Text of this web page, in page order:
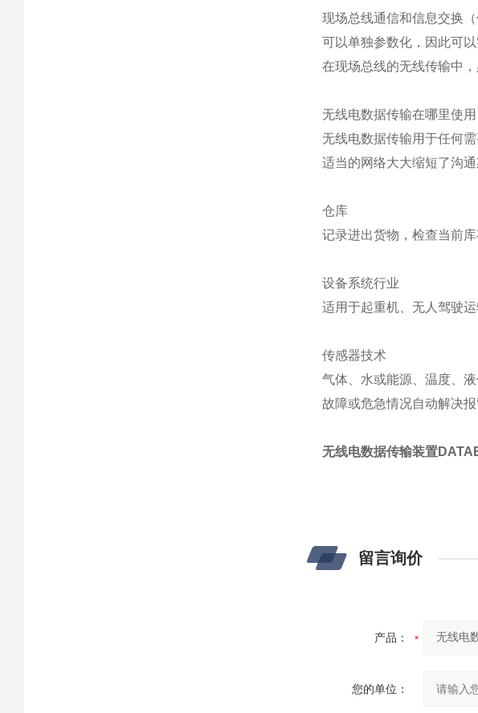
现场总线通信和信息交换
可以单独参数化，因此可
在现场总线的无线传输中，
无线电数据传输在哪里使用
无线电数据传输用于任何
适当的网络大大缩短了沟
仓库
记录进出货物，检查当前
设备系统行业
适用于起重机、无人驾驶
传感器技术
气体、水或能源、温度、
故障或危急情况自动解决
无线电数据传输装置
留言询价
产品：
您的单位：